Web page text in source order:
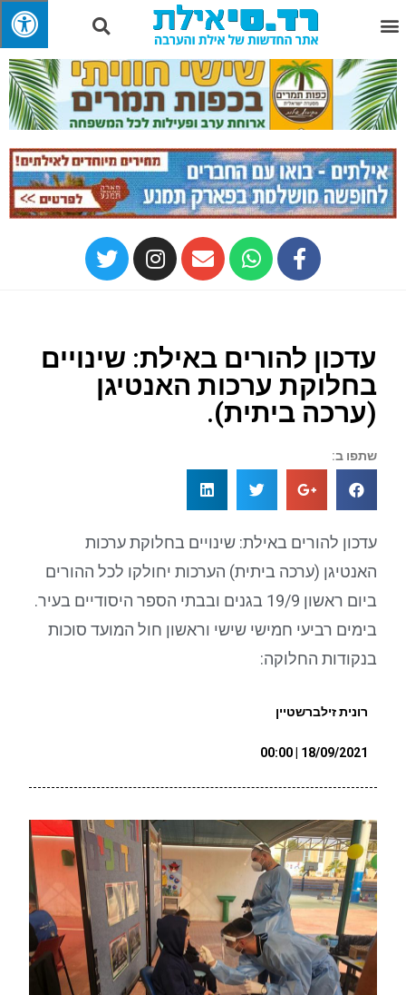
עדכון להורים באילת: שינויים
בחלוקת ערכות האנטיגן
(ערכה ביתית).
שתפו ב:
עדכון להורים באילת: שינויים בחלוקת ערכות
האנטיגן (ערכה ביתית) הערכות יחולקו לכל ההורים
ביום ראשון 19/9 בגנים ובבתי הספר היסודיים בעיר.
בימים רביעי חמישי שישי וראשון חול המועד סוכות
בנקודות החלוקה:
רונית זילברשטיין
18/09/2021 | 00:00